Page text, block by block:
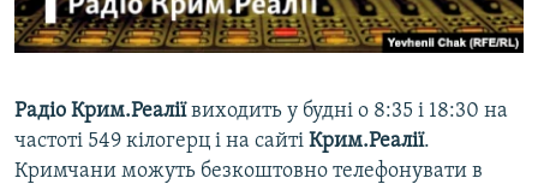
Радіо Крим.Реаліївиходить у будні о 8:35 і 18:30 на
частоті 549 кілогерц і на сайті Крим.Реалії.
Кримчани можуть безкоштовно телефонувати в